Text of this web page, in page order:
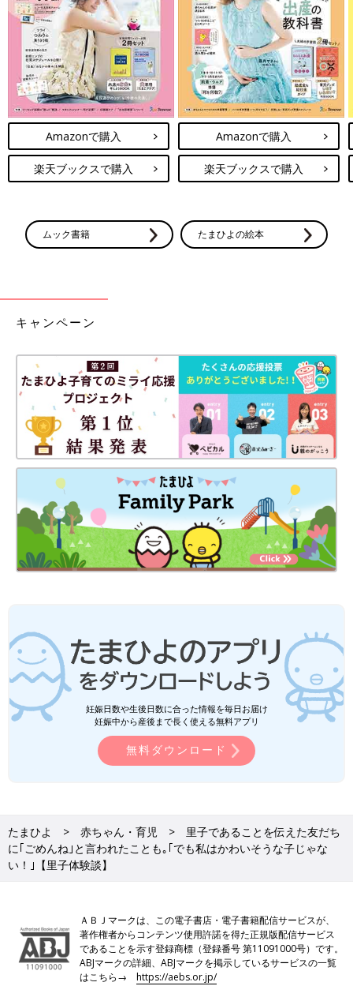
Amazonで購入
楽天ブックスで購入
Amazonで購入
楽天ブックスで購入
ムック書籍 たまひよの絵本
キャンペーン
妊娠日数や生後日数に合った情報を毎日お届け
妊娠中から産後まで長く使える無料アプリ
無料ダウンロード
たまひよ 赤ちゃん・育児
里子であることを伝えた友だち
に｢ごめんね｣と言われたことも｡｢でも私はかわいそうな子じゃな
い！｣【里子体験談】
ＡＢＪマークは、この電子書店・電子書籍配信サービスが、
著作権者からコンテンツ使用許諾を得た正規版配信サービス
であることを示す登録商標（登録番号 第11091000号）です。
ABJマークの詳細、ABJマークを掲示しているサービスの一覧
はこちら→https://aebs.or.jp/